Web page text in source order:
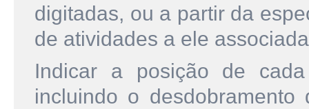
digitadas, ou a partir da
de atividades a ele
Indicar a posição de
incluindo o